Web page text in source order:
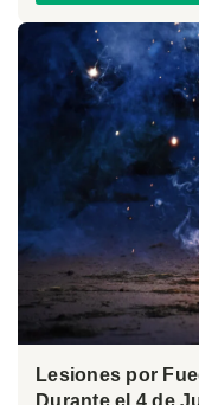
Lesiones por
Durante el 4 de